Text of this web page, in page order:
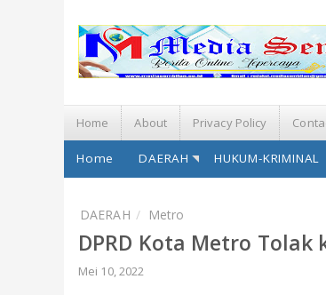
Home About Privacy Policy
Home DAERAH HUKUM-KRIMINAL
DAERAH Metro
DPRD Kota Metro Tolak
Mei 10, 2022